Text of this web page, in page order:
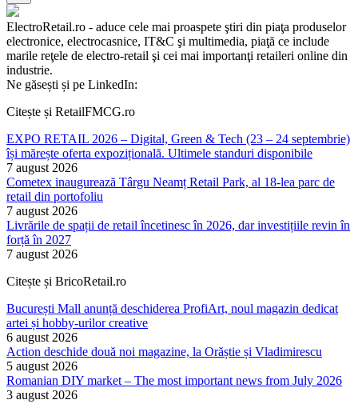
ElectroRetail.ro - aduce cele mai proaspete ştiri din piaţa produselor
electronice, electrocasnice, IT&C şi multimedia, piaţă ce include
marile reţele de electro-retail şi cei mai importanţi retaileri online din
industrie.
Ne găsești și pe LinkedIn:
Citește și RetailFMCG.ro
EXPO RETAIL 2026 – Digital, Green & Tech (23 – 24 septembrie)
își mărește oferta expozițională. Ultimele standuri disponibile
7 august 2026
Cometex inaugurează Târgu Neamț Retail Park, al 18-lea parc de
retail din portofoliu
7 august 2026
Livrările de spații de retail încetinesc în 2026, dar investițiile revin în
forță în 2027
7 august 2026
Citește și BricoRetail.ro
București Mall anunță deschiderea ProfiArt, noul magazin dedicat
artei și hobby-urilor creative
6 august 2026
Action deschide două noi magazine, la Orăștie și Vladimirescu
5 august 2026
Romanian DIY market – The most important news from July 2026
3 august 2026